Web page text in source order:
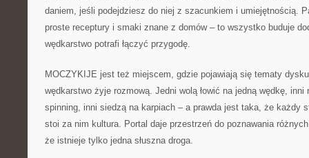
daniem, jeśli podejdziesz do niej z szacunkiem i umiejętnością.
proste receptury i smaki znane z domów – to wszystko buduje
wędkarstwo potrafi łączyć przygodę.
MOCZYKIJE jest też miejscem, gdzie pojawiają się tematy
wędkarstwo żyje rozmową. Jedni wolą łowić na jedną wędkę,
spinning, inni siedzą na karpiach – a prawda jest taka, że każdy
stoi za nim kultura. Portal daje przestrzeń do poznawania
że istnieje tylko jedna słuszna droga.